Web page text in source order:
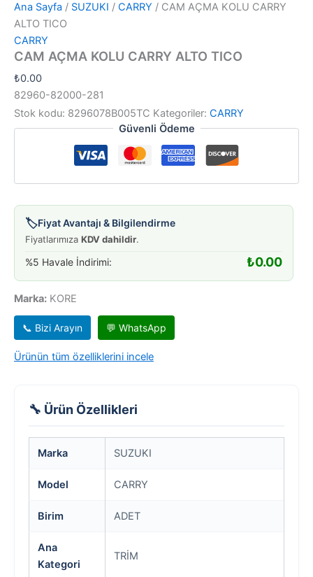
Ana Sayfa / SUZUKI / CARRY / CAM AÇMA KOLU CARRY
ALTO TICO
CARRY
CAM AÇMA KOLU CARRY ALTO TICO
₺0.00
82960-82000-281
Stok kodu: 8296078B005TC Kategoriler: CARRY
Güvenli Ödeme
🏷️Fiyat Avantajı & Bilgilendirme
Fiyatlarımıza KDV dahildir.
%5 Havale İndirimi: ₺0.00
Marka: KORE
📞 Bizi Arayın 💬 WhatsApp
Ürünün tüm özelliklerini incele
🔧 Ürün Özellikleri
Marka SUZUKI
Model CARRY
Birim ADET
Ana
Kategori
TRİM